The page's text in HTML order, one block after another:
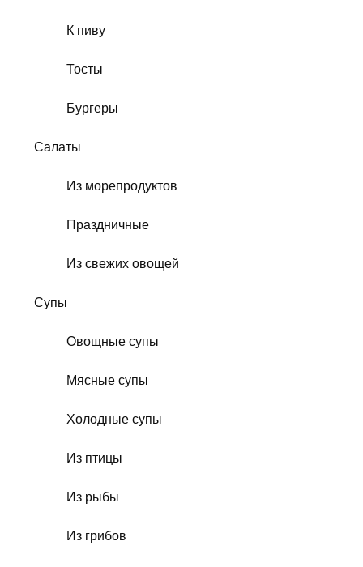
К пиву
Тосты
Бургеры
Салаты
Из морепродуктов
Праздничные
Из свежих овощей
Супы
Овощные супы
Мясные супы
Холодные супы
Из птицы
Из рыбы
Из грибов